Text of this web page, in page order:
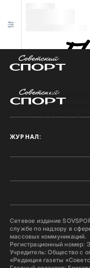
Произошла
ЖУРНАЛ:
Сетевое издание
службе по надзору в
массовых коммуникаций.
Регистрационный номер:
Учредитель: Общество с
«Редакция газеты